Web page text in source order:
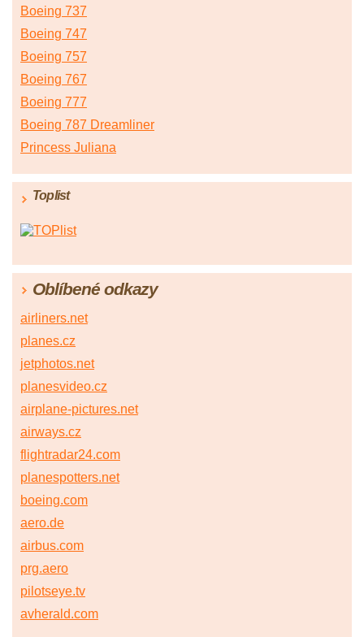
Boeing 737
Boeing 747
Boeing 757
Boeing 767
Boeing 777
Boeing 787 Dreamliner
Princess Juliana
Toplist
Oblíbené odkazy
airliners.net
planes.cz
jetphotos.net
planesvideo.cz
airplane-pictures.net
airways.cz
flightradar24.com
planespotters.net
boeing.com
aero.de
airbus.com
prg.aero
pilotseye.tv
avherald.com